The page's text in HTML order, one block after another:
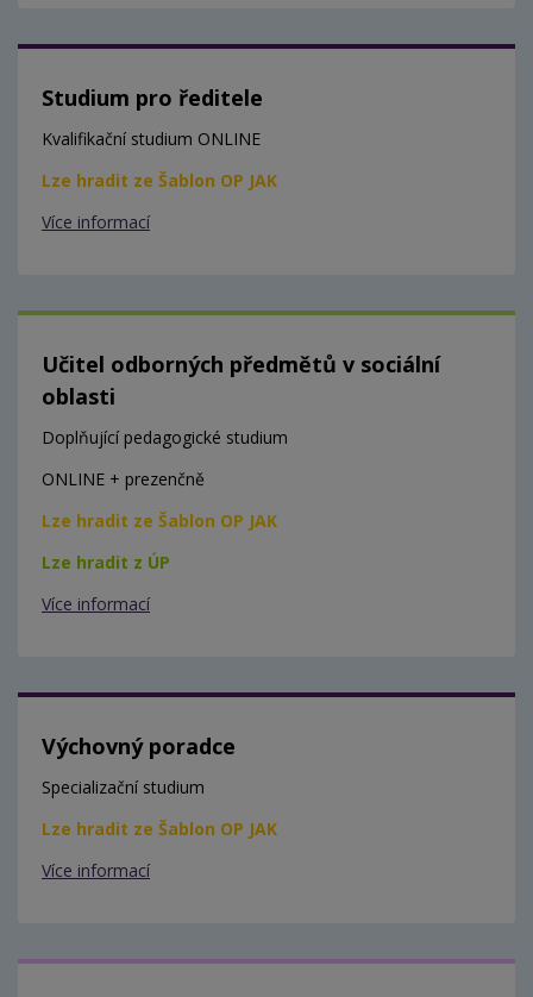
Studium pro ředitele
Kvalifikační studium ONLINE
Lze hradit ze Šablon OP JAK
Více informací
Učitel odborných předmětů v sociální
oblasti
Doplňující pedagogické studium
ONLINE + prezenčně
Lze hradit ze Šablon OP JAK
Lze hradit z ÚP
Více informací
Výchovný poradce
Specializační studium
Lze hradit ze Šablon OP JAK
Více informací